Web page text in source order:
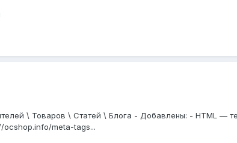
\ Товаров \ Статей \ Блога - Добавлены: - HTML —
meta-tags...